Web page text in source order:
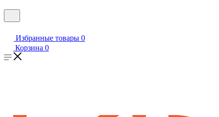
Избранные товары 0
Корзина 0